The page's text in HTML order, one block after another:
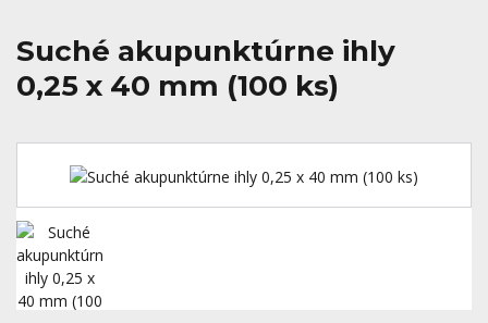
Suché akupunktúrne ihly
0,25 x 40 mm (100 ks)